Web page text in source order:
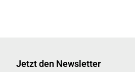
Jetzt den Newsletter